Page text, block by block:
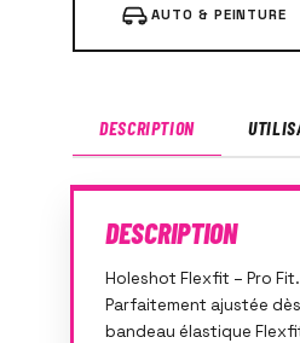
AUTO & PEINTURE
DESCRIPTION
DESCRIPTION
Holeshot Flexfit – Pro
Parfaitement ajustée
bandeau élastique